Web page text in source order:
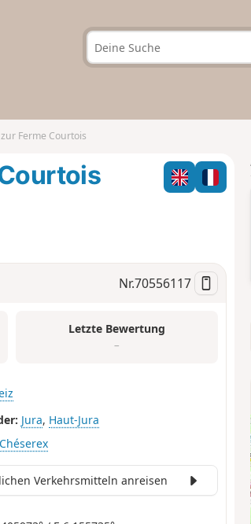
Ferme Courtois
Nr.70556117
Letzte Bewertung
–
Jura, Haut-Jura
Chéserex
Verkehrsmitteln anreisen